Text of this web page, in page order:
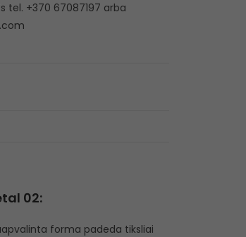
tel. +370 67087197 arba
02:
forma padeda tiksliai